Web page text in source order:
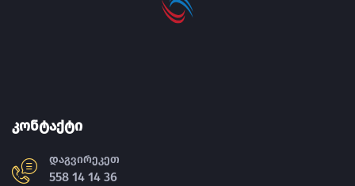
კონტაქტი
დაგვირეკეთ
558 14 14 36